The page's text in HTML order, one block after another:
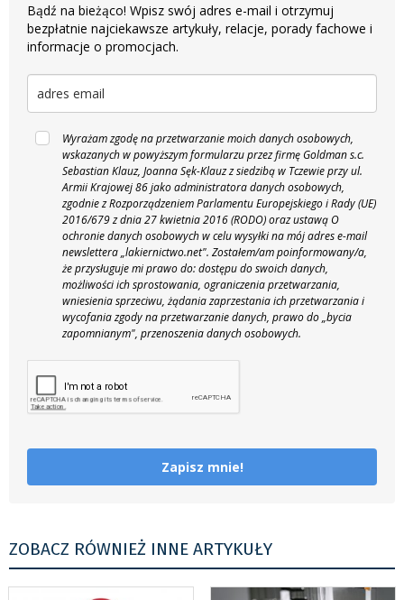
Bądź na bieżąco! Wpisz swój adres e-mail i otrzymuj
bezpłatnie najciekawsze artykuły, relacje, porady fachowe i
informacje o promocjach.
Wyrażam zgodę na przetwarzanie moich danych osobowych,
wskazanych w powyższym formularzu przez firmę Goldman s.c.
Sebastian Klauz, Joanna Sęk-Klauz z siedzibą w Tczewie przy ul.
Armii Krajowej 86 jako administratora danych osobowych,
zgodnie z Rozporządzeniem Parlamentu Europejskiego i Rady (UE)
2016/679 z dnia 27 kwietnia 2016 (RODO) oraz ustawą O
ochronie danych osobowych w celu wysyłki na mój adres e-mail
newslettera „lakiernictwo.net". Zostałem/am poinformowany/a,
że przysługuje mi prawo do: dostępu do swoich danych,
możliwości ich sprostowania, ograniczenia przetwarzania,
wniesienia sprzeciwu, żądania zaprzestania ich przetwarzania i
wycofania zgody na przetwarzanie danych, prawo do „bycia
zapomnianym", przenoszenia danych osobowych.
Zapisz mnie!
ZOBACZ RÓWNIEŻ INNE ARTYKUŁY